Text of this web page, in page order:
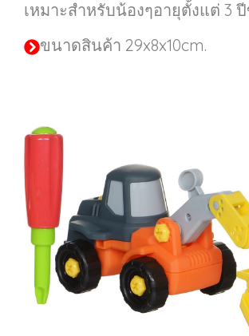
เหมาะสำหรับน้องๆอายุตั้งแต่ 3
ขนาดสินค้า 29x8x10cm.